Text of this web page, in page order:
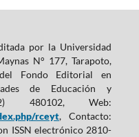
por la Universidad
N° 177, Tarapoto,
Fondo Editorial en
de Educación y
480102, Web:
rceyt, Contacto:
ISSN electrónico 2810-